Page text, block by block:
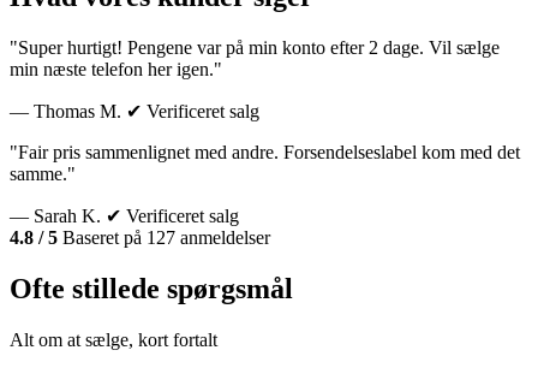
"Super hurtigt! Pengene var på min konto efter 2 dage. Vil sælge
min næste telefon her igen."
— Thomas M. ✔ Verificeret salg
"Fair pris sammenlignet med andre. Forsendelseslabel kom med det
samme."
— Sarah K. ✔ Verificeret salg
4.8 / 5 Baseret på 127 anmeldelser
Ofte stillede spørgsmål
Alt om at sælge, kort fortalt